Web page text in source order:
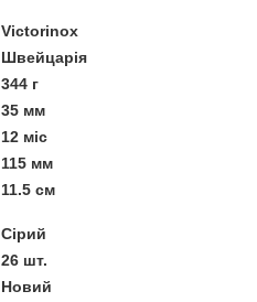
Victorinox
Швейцарія
344 г
35 мм
12 міс
115 мм
11.5 см
Сірий
26 шт.
Новий